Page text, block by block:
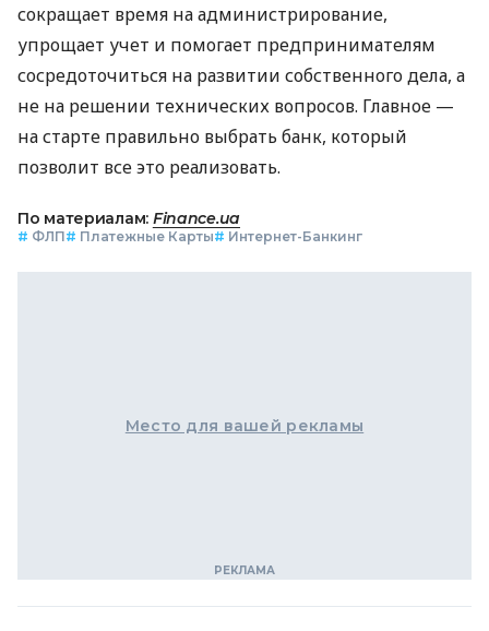
сокращает время на администрирование,
упрощает учет и помогает предпринимателям
сосредоточиться на развитии собственного дела, а
не на решении технических вопросов. Главное —
на старте правильно выбрать банк, который
позволит все это реализовать.
По материалам: Finance.ua
# ФЛП# Платежные Карты# Интернет-Банкинг
Место для вашей рекламы